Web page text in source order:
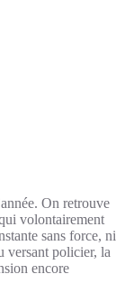
On retrouve
volontairement
sans force, ni
versant policier, la
encore